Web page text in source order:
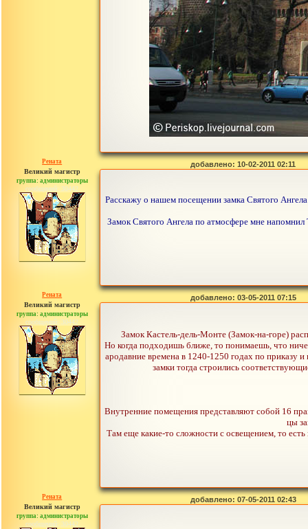
Рената
Великий магистр
группа: администраторы
сообщений: 30442
добавлено: 10-02-2011 02:11
Расскажу о нашем посещении замка Святого
Замок Святого Ангела по атмосфере мне
Рената
Великий магистр
группа: администраторы
сообщений: 30442
добавлено: 03-05-2011 07:15
Замок Кастель-дель-Монте (Замок-на-горе)
Но когда подходишь ближе, то понимаешь, что
ародавние времена в 1240-1250 годах по приказу
замки тогда строились
Внутренние помещения представляют собой 16
цы
Там еще какие-то сложности с освещением, то
Рената
Великий магистр
группа: администраторы
сообщений: 30442
добавлено: 07-05-2011 02:43